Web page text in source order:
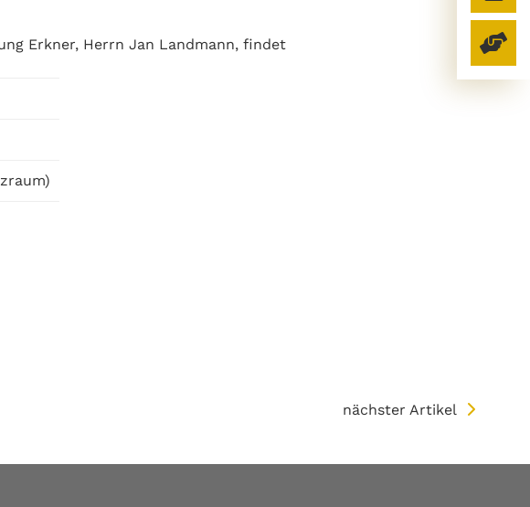
Erkner, Herrn Jan Landmann, findet
nächster Artikel